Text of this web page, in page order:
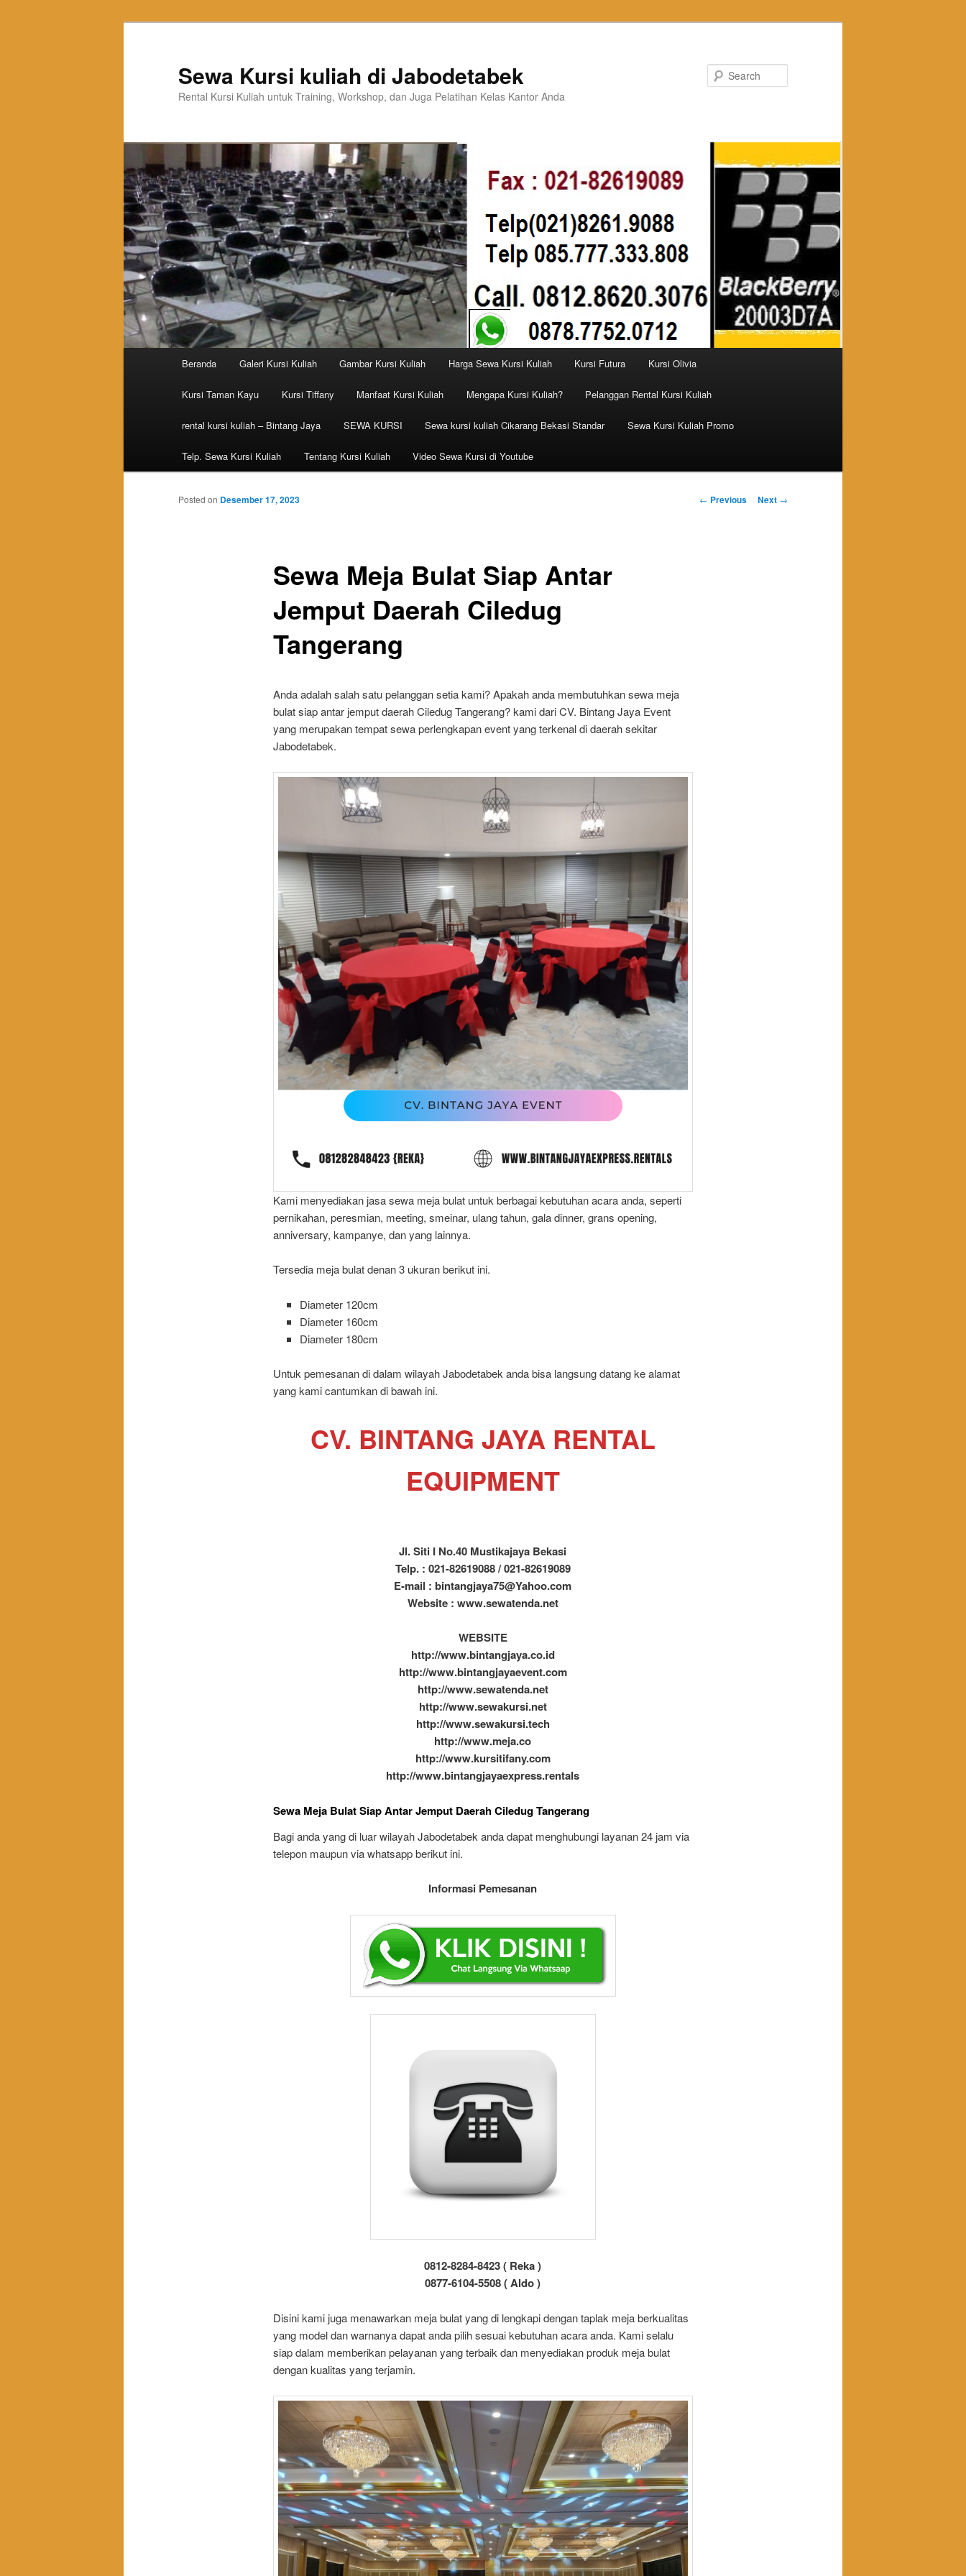
Sewa Kursi kuliah di Jabodetabek
Rental Kursi Kuliah untuk Training, Workshop, dan Juga Pelatihan Kelas Kantor Anda
Skip to primary content
Skip to secondary content
Beranda Galeri Kursi Kuliah Gambar Kursi Kuliah Harga Sewa Kursi Kuliah Kursi Futura Kursi Olivia
Kursi Taman Kayu Kursi Tiffany Manfaat Kursi Kuliah Mengapa Kursi Kuliah? Pelanggan Rental Kursi Kuliah
rental kursi kuliah – Bintang Jaya SEWA KURSI Sewa kursi kuliah Cikarang Bekasi Standar Sewa Kursi Kuliah Promo
Telp. Sewa Kursi Kuliah Tentang Kursi Kuliah Video Sewa Kursi di Youtube
Post navigation
← Previous Next →
Sewa Meja Bulat Siap Antar
Jemput Daerah Ciledug
Tangerang
Posted on Desember 17, 2023
Anda adalah salah satu pelanggan setia kami? Apakah anda membutuhkan sewa meja
bulat siap antar jemput daerah Ciledug Tangerang? kami dari CV. Bintang Jaya Event
yang merupakan tempat sewa perlengkapan event yang terkenal di daerah sekitar
Jabodetabek.
Kami menyediakan jasa sewa meja bulat untuk berbagai kebutuhan acara anda, seperti
pernikahan, peresmian, meeting, smeinar, ulang tahun, gala dinner, grans opening,
anniversary, kampanye, dan yang lainnya.
Tersedia meja bulat denan 3 ukuran berikut ini.
Diameter 120cm
Diameter 160cm
Diameter 180cm
Untuk pemesanan di dalam wilayah Jabodetabek anda bisa langsung datang ke alamat
yang kami cantumkan di bawah ini.
CV. BINTANG JAYA RENTAL
EQUIPMENT
Jl. Siti I No.40 Mustikajaya Bekasi
Telp. : 021-82619088 / 021-82619089
E-mail : bintangjaya75@Yahoo.com
Website : www.sewatenda.net
WEBSITE
http://www.bintangjaya.co.id
http://www.bintangjayaevent.com
http://www.sewatenda.net
http://www.sewakursi.net
http://www.sewakursi.tech
http://www.meja.co
http://www.kursitifany.com
http://www.bintangjayaexpress.rentals
Sewa Meja Bulat Siap Antar Jemput Daerah Ciledug Tangerang
Bagi anda yang di luar wilayah Jabodetabek anda dapat menghubungi layanan 24 jam via
telepon maupun via whatsapp berikut ini.
Informasi Pemesanan
0812-8284-8423 ( Reka )
0877-6104-5508 ( Aldo )
Disini kami juga menawarkan meja bulat yang di lengkapi dengan taplak meja berkualitas
yang model dan warnanya dapat anda pilih sesuai kebutuhan acara anda. Kami selalu
siap dalam memberikan pelayanan yang terbaik dan menyediakan produk meja bulat
dengan kualitas yang terjamin.